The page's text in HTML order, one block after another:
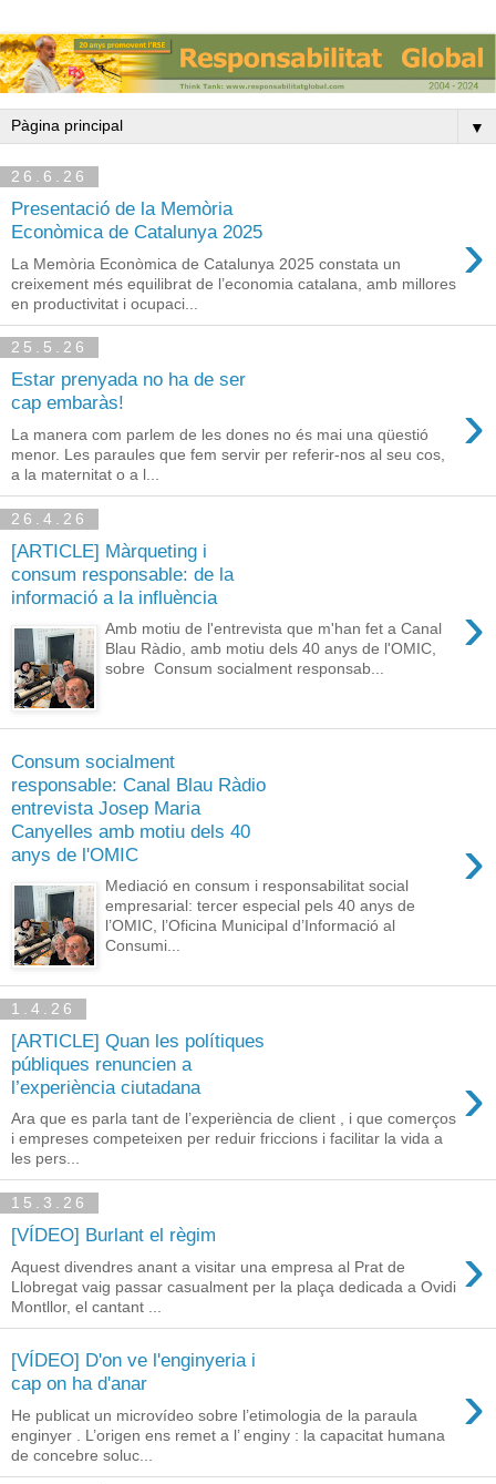
▼
26.6.26
Presentació de la Memòria
Econòmica de Catalunya 2025
›
La Memòria Econòmica de Catalunya 2025 constata un
creixement més equilibrat de l’economia catalana, amb millores
en productivitat i ocupaci...
25.5.26
Estar prenyada no ha de ser
cap embaràs!
›
La manera com parlem de les dones no és mai una qüestió
menor. Les paraules que fem servir per referir-nos al seu cos,
a la maternitat o a l...
26.4.26
[ARTICLE] Màrqueting i
consum responsable: de la
informació a la influència
›
Amb motiu de l'entrevista que m'han fet a Canal
Blau Ràdio, amb motiu dels 40 anys de l'OMIC,
sobre Consum socialment responsab...
Consum socialment
responsable: Canal Blau Ràdio
entrevista Josep Maria
Canyelles amb motiu dels 40
anys de l'OMIC
›
Mediació en consum i responsabilitat social
empresarial: tercer especial pels 40 anys de
l’OMIC, l’Oficina Municipal d’Informació al
Consumi...
1.4.26
[ARTICLE] Quan les polítiques
públiques renuncien a
l’experiència ciutadana
›
Ara que es parla tant de l’experiència de client , i que comerços
i empreses competeixen per reduir friccions i facilitar la vida a
les pers...
15.3.26
[VÍDEO] Burlant el règim ›
Aquest divendres anant a visitar una empresa al Prat de
Llobregat vaig passar casualment per la plaça dedicada a Ovidi
Montllor, el cantant ...
[VÍDEO] D'on ve l'enginyeria i
cap on ha d'anar
›
He publicat un microvídeo sobre l’etimologia de la paraula
enginyer . L’origen ens remet a l’ enginy : la capacitat humana
de concebre soluc...